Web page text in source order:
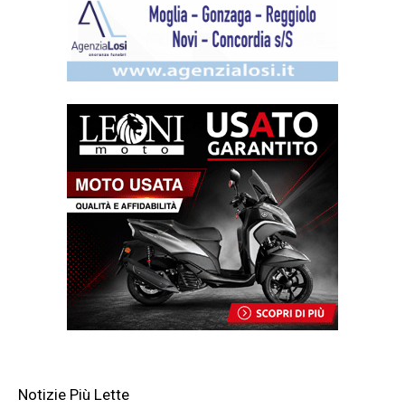
Notizie Più Lette